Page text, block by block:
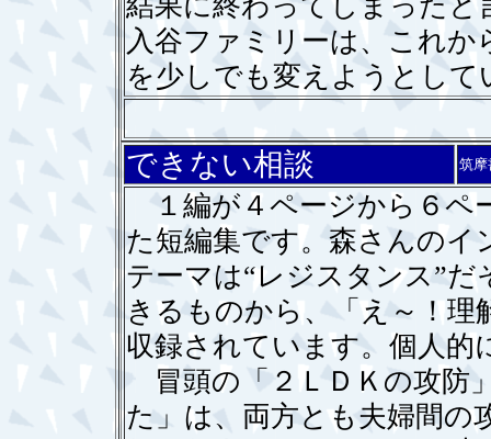
結果に終わってしまった
入谷ファミリーは、これ
を少しでも変えようとし
できない相談 筑
１編が４ページから６ペ
た短編集です。森さんのイ
テーマは“レジスタンス”
きるものから、「え～！
収録されています。個人的
冒頭の「２ＬＤＫの攻防
た」は、両方とも夫婦間の